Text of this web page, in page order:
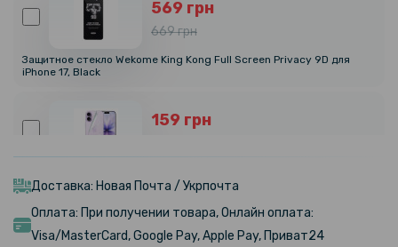
569 грн
669 грн
Защитное стекло Wekome King Kong Full Screen Privacy 9D для
iPhone 17, Black
159 грн
панель, Transparent
239 грн
Доставка: Новая Почта / Укрпочта
Оплата: При получении товара, Онлайн оплата:
Visa/MasterCard, Google Pay, Apple Pay, Приват24